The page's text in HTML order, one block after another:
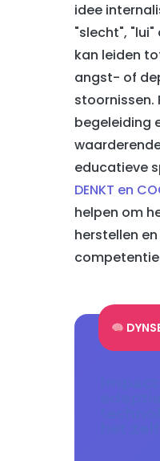
idee
"slecht",
kan leiden
angst- of
stoornissen.
begeleiding
educatieve
DENKT en
helpen om
herstellen